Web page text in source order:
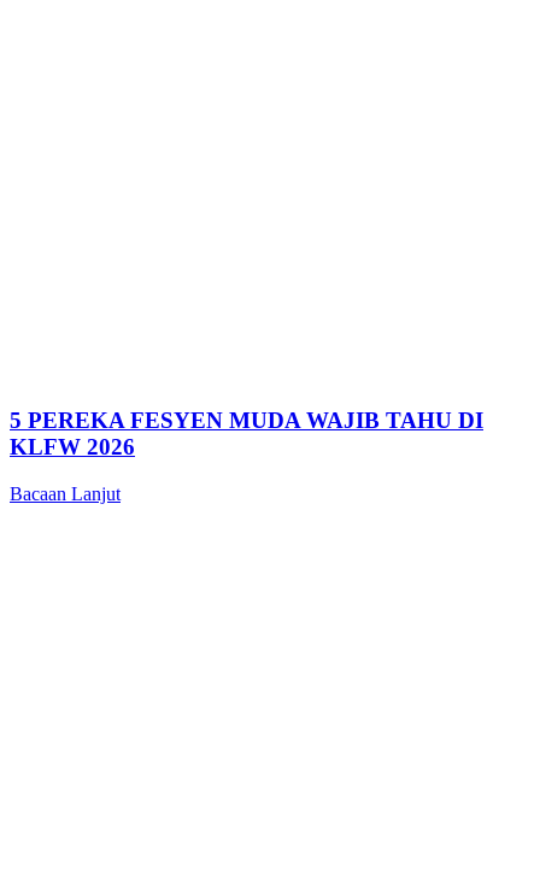
5 PEREKA FESYEN MUDA WAJIB TAHU DI
KLFW 2026
Bacaan Lanjut